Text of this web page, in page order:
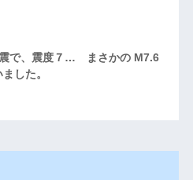
で、震度７… まさかの M7.6
した。